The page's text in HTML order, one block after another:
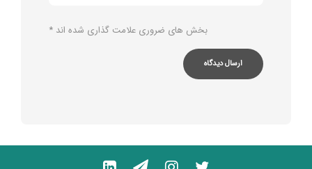
بخش های ضروری علامت گذاری شده اند *